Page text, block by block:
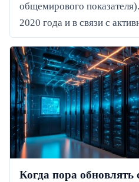
общемирового
2020 года и в связи с
Когда пора обновлять